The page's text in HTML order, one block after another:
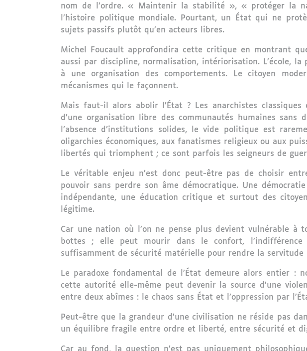
nom de l’ordre. « Maintenir la stabilité », « protéger la
l’histoire politique mondiale. Pourtant, un État qui ne
sujets passifs plutôt qu’en acteurs libres.
Michel Foucault approfondira cette critique en montrant
aussi par discipline, normalisation, intériorisation. L’école,
à une organisation des comportements. Le citoyen
mécanismes qui le façonnent.
Mais faut-il alors abolir l’État ? Les anarchistes
d’une organisation libre des communautés humaines sans
l’absence d’institutions solides, le vide politique est
oligarchies économiques, aux fanatismes religieux ou aux
libertés qui triomphent ; ce sont parfois les seigneurs de
Le véritable enjeu n’est donc peut-être pas de choisir
pouvoir sans perdre son âme démocratique. Une
indépendante, une éducation critique et surtout des
légitime.
Car une nation où l’on ne pense plus devient vulnérable
bottes ; elle peut mourir dans le confort,
suffisamment de sécurité matérielle pour rendre la servitude
Le paradoxe fondamental de l’État demeure alors entier :
cette autorité elle-même peut devenir la source d’une
entre deux abîmes : le chaos sans État et l’oppression par
Peut-être que la grandeur d’une civilisation ne réside pas
un équilibre fragile entre ordre et liberté, entre sécurité et